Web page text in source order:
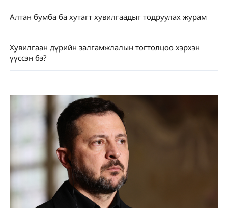
Алтан бумба ба хутагт хувилгаадыг тодруулах журам
Хувилгаан дүрийн залгамжлалын тогтолцоо хэрхэн
үүссэн бэ?